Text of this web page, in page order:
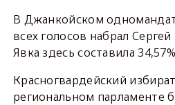
В Джанкойском
всех голосов набрал
Явка здесь составила
Красногвардейский
региональном парламенте